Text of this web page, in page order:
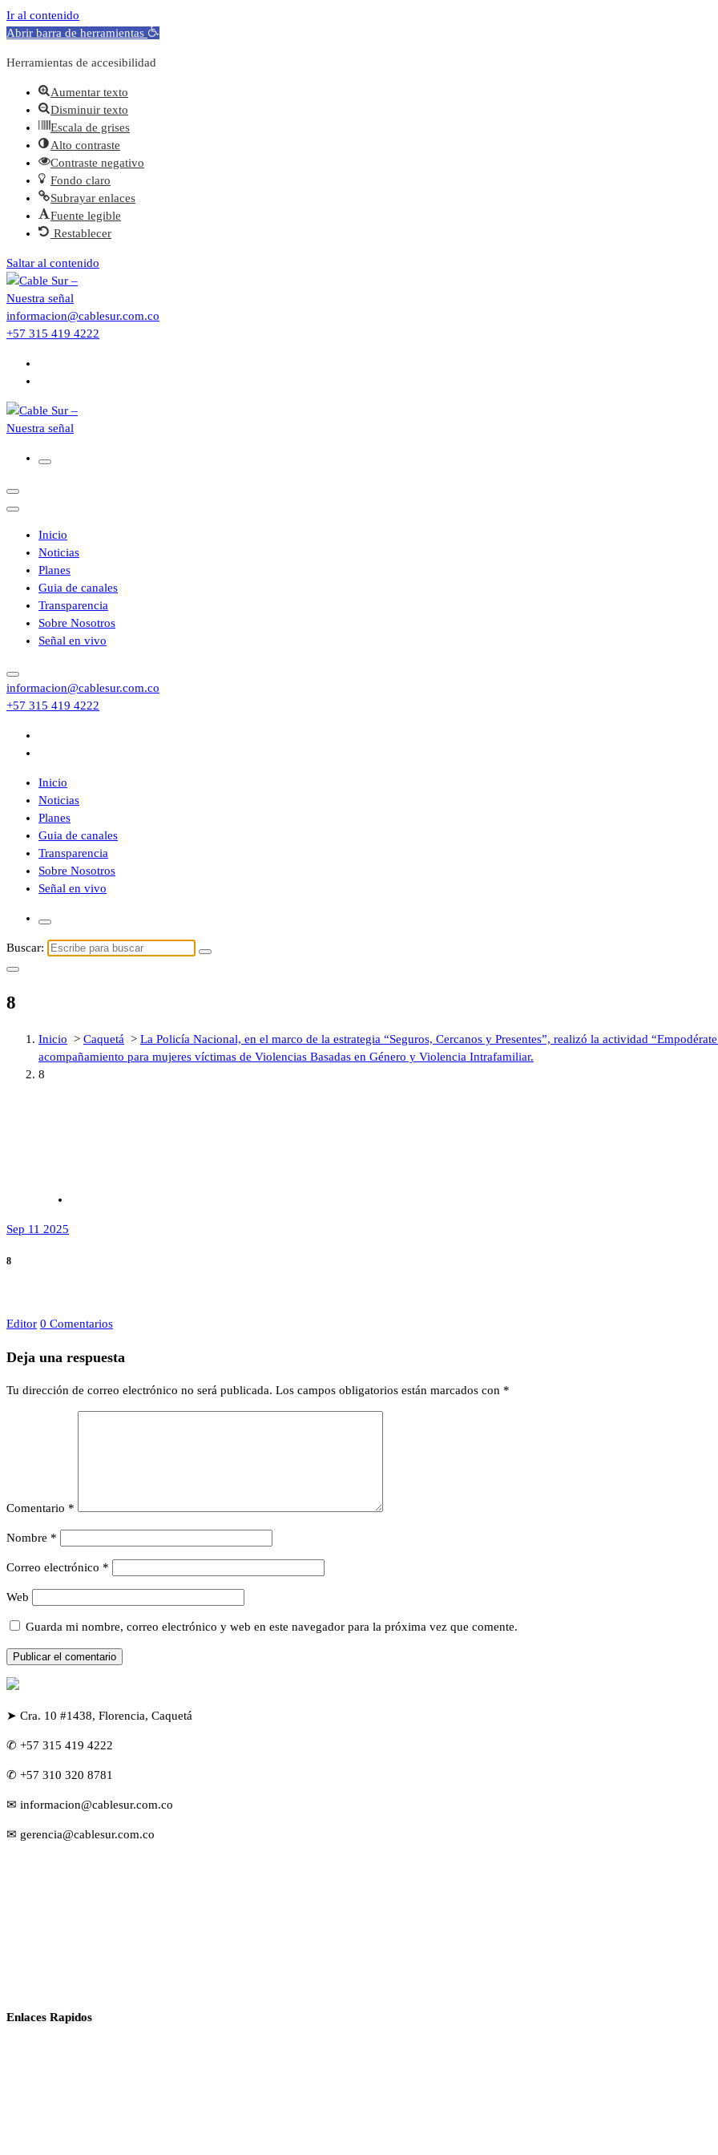
Ir al contenido
Abrir barra de herramientas
Herramientas de accesibilidad
Aumentar texto
Disminuir texto
Escala de grises
Alto contraste
Contraste negativo
Fondo claro
Subrayar enlaces
Fuente legible
Restablecer
Saltar al contenido
informacion@cablesur.com.co
+57 315 419 4222
Inicio
Noticias
Planes
Guia de canales
Transparencia
Sobre Nosotros
Señal en vivo
informacion@cablesur.com.co
+57 315 419 4222
Inicio
Noticias
Planes
Guia de canales
Transparencia
Sobre Nosotros
Señal en vivo
Buscar:
8
Inicio > Caquetá > La Policía Nacional, en el marco de la estrategia “Seguros, Cercanos y Presentes”, realizó la actividad
acompañamiento para mujeres víctimas de Violencias Basadas en Género y Violencia Intrafamiliar.
8
Sep 11 2025
8
Editor 0 Comentarios
Deja una respuesta
Tu dirección de correo electrónico no será publicada. Los campos obligatorios están marcados con *
Comentario *
Nombre *
Correo electrónico *
Web
Guarda mi nombre, correo electrónico y web en este navegador para la próxima vez que comente.
➤ Cra. 10 #1438, Florencia, Caquetá
✆ +57 315 419 4222
✆ +57 310 320 8781
✉ informacion@cablesur.com.co
✉ gerencia@cablesur.com.co
Enlaces Rapidos